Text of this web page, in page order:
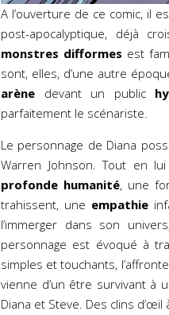
A l’ouverture de ce comic, il
post-apocalyptique, déjà
monstres difformes est
sont, elles, d’une autre
arène devant un public
parfaitement le scénariste.
Le personnage de Diana
Warren Johnson. Tout en
profonde humanité, une
trahissent, une empathie
l’immerger dans son
personnage est évoqué à
simples et touchants,
vienne d’un être survivant à
Diana et Steve. Des clins d’œil